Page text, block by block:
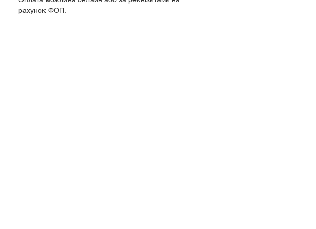
рахунок ФОП.